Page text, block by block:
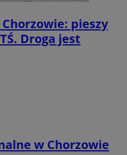
pieszy
Droga jest
w Chorzowie